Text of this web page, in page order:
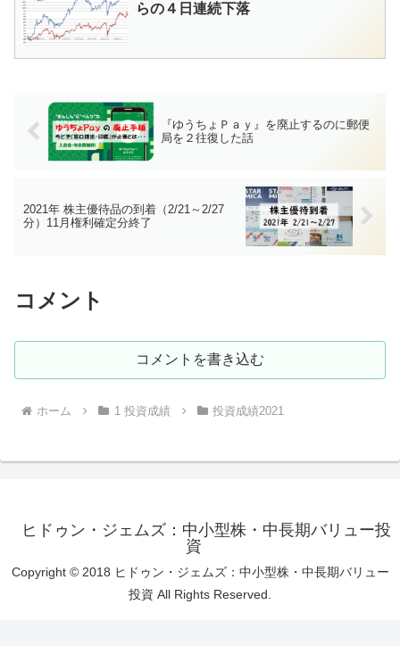
らの４日連続下落
『ゆうちょＰａｙ』を廃止するのに郵便
局を２往復した話
2021年 株主優待品の到着（2/21～2/27
分）11月権利確定分終了
コメント
コメントを書き込む
ホーム 1 投資成績 投資成績2021
ヒドゥン・ジェムズ：中小型株・中長期バリュー投
資
Copyright © 2018 ヒドゥン・ジェムズ：中小型株・中長期バリュー
投資 All Rights Reserved.